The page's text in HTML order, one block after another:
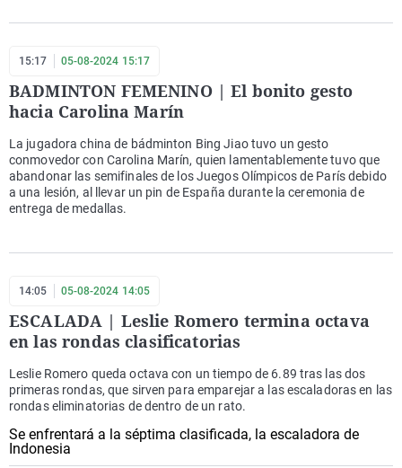
15:17 05-08-2024 15:17
BADMINTON FEMENINO | El bonito gesto
hacia Carolina Marín
La jugadora china de bádminton Bing Jiao tuvo un gesto
conmovedor con Carolina Marín, quien lamentablemente tuvo que
abandonar las semifinales de los Juegos Olímpicos de París debido
a una lesión, al llevar un pin de España durante la ceremonia de
entrega de medallas.
14:05 05-08-2024 14:05
ESCALADA | Leslie Romero termina octava
en las rondas clasificatorias
Leslie Romero queda octava con un tiempo de 6.89 tras las dos
primeras rondas, que sirven para emparejar a las escaladoras en las
rondas eliminatorias de dentro de un rato.
Se enfrentará a la séptima clasificada, la escaladora de
Indonesia